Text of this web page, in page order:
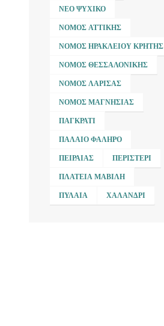
ΝΈΟ ΨΥΧΙΚΌ
ΝΟΜΌΣ ΑΤΤΙΚΉΣ
ΝΟΜΌΣ ΗΡΑΚΛΕΊΟΥ ΚΡΉΤΗΣ
ΝΟΜΌΣ ΘΕΣΣΑΛΟΝΊΚΗΣ
ΝΟΜΌΣ ΛΆΡΙΣΑΣ
ΝΟΜΌΣ ΜΑΓΝΗΣΊΑΣ
ΠΑΓΚΡΆΤΙ
ΠΑΛΑΙΌ ΦΆΛΗΡΟ
ΠΕΙΡΑΙΆΣ ΠΕΡΙΣΤΈΡΙ
ΠΛΑΤΕΊΑ ΜΑΒΊΛΗ
ΠΥΛΑΊΑ ΧΑΛΆΝΔΡΙ